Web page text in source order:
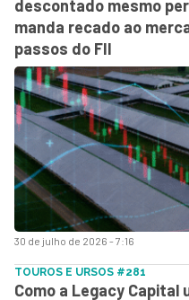
30 de julho de 2026 - 7:16
descontado mesmo
manda recado ao
passos do FII
TOUROS E URSOS #281
Como a Legacy